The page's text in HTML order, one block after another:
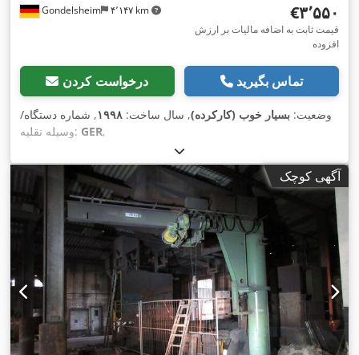
Gondelsheim ۴٬۱۴۷ km ‎€۳٬۵۵۰
قیمت ثابت به اضافه مالیات بر ارزش
افزوده
درخواست کردن تماس بگیرید
وضعیت: بسیار خوب (کارکرده), سال ساخت: ۱۹۹۸, شماره دستگاه/
وسیله نقلیه: GER,
آگهی کوچک